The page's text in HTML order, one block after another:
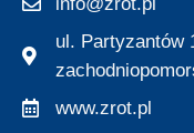
ul. Partyzantów
www.zrot.pl